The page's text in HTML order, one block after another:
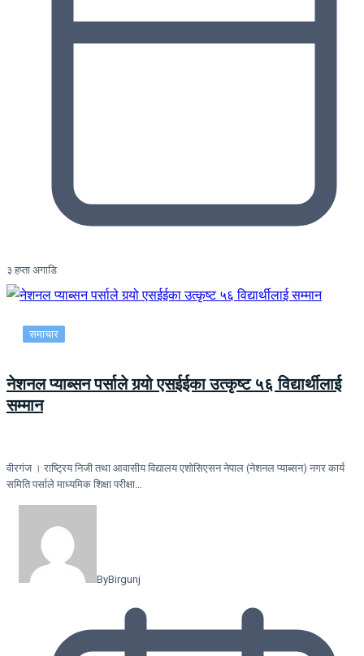
३ हप्ता अगाडि
समाचार
नेशनल प्याब्सन पर्साले गर्‍यो एसईईका उत्कृष्ट ५६ विद्यार्थीलाई
सम्मान
वीरगंज । राष्ट्रिय निजी तथा आवासीय विद्यालय एशोसिएसन नेपाल (नेशनल प्याब्सन) नगर कार्य
समिति पर्साले माध्यमिक शिक्षा परीक्षा…
ByBirgunj